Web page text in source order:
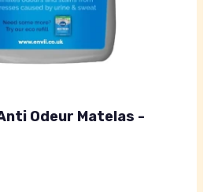
Odeur Matelas -